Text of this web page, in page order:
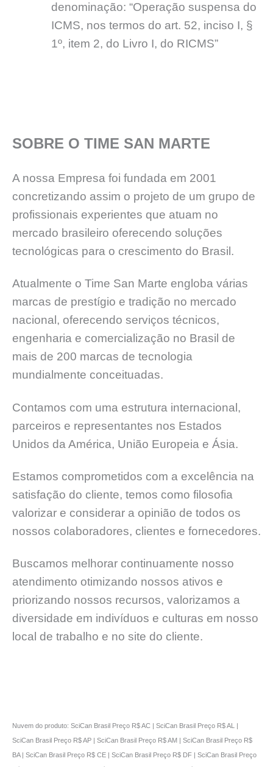
denominação: “Operação suspensa do
ICMS, nos termos do art. 52, inciso I, §
1º, item 2, do Livro I, do RICMS”
SOBRE O TIME SAN MARTE
A nossa Empresa foi fundada em 2001
concretizando assim o projeto de um grupo de
profissionais experientes que atuam no
mercado brasileiro oferecendo soluções
tecnológicas para o crescimento do Brasil.
Atualmente o Time San Marte engloba várias
marcas de prestígio e tradição no mercado
nacional, oferecendo serviços técnicos,
engenharia e comercialização no Brasil de
mais de 200 marcas de tecnologia
mundialmente conceituadas.
Contamos com uma estrutura internacional,
parceiros e representantes nos Estados
Unidos da América, União Europeia e Ásia.
Estamos comprometidos com a excelência na
satisfação do cliente, temos como filosofia
valorizar e considerar a opinião de todos os
nossos colaboradores, clientes e fornecedores.
Buscamos melhorar continuamente nosso
atendimento otimizando nossos ativos e
priorizando nossos recursos, valorizamos a
diversidade em indivíduos e culturas em nosso
local de trabalho e no site do cliente.
Nuvem do produto: SciCan Brasil Preço R$ AC | SciCan Brasil Preço R$ AL |
SciCan Brasil Preço R$ AP | SciCan Brasil Preço R$ AM | SciCan Brasil Preço R$
BA | SciCan Brasil Preço R$ CE | SciCan Brasil Preço R$ DF | SciCan Brasil Preço